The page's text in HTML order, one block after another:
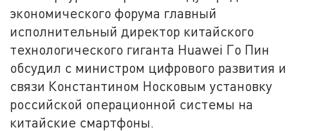
экономического форума главный
исполнительный директор китайского
технологического гиганта Huawei Го Пин
обсудил с министром цифрового развития и
связи Константином Носковым установку
российской операционной системы на
китайские смартфоны.